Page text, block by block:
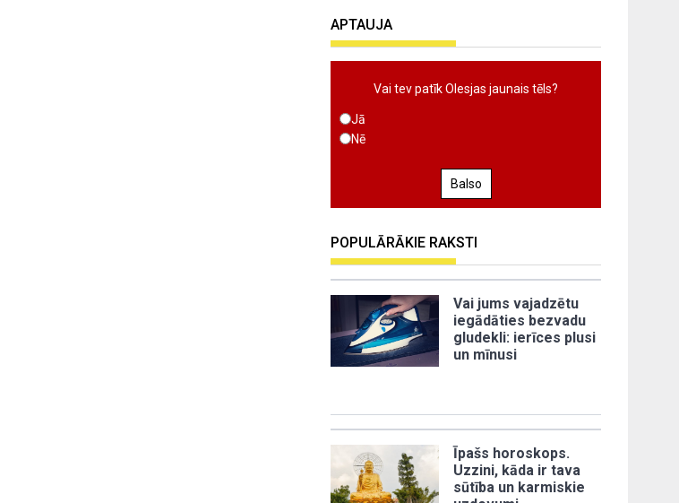
APTAUJA
Vai tev patīk Olesjas jaunais tēls?
Jā
Nē
Balso
POPULĀRĀKIE RAKSTI
Vai jums vajadzētu
iegādāties bezvadu
gludekli: ierīces plusi
un mīnusi
Īpašs horoskops.
Uzzini, kāda ir tava
sūtība un karmiskie